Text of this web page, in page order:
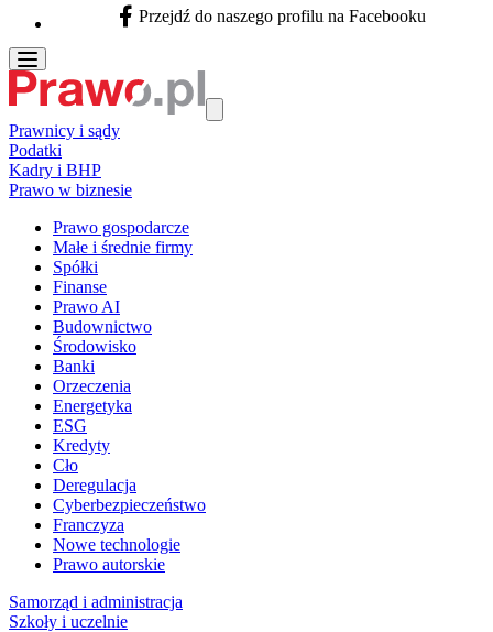
Facebook - otwiera się w nowej karcie
Przejdź do naszego profilu na Facebooku
Prawnicy i sądy
Podatki
Kadry i BHP
Prawo w biznesie
Prawo gospodarcze
Małe i średnie firmy
Spółki
Finanse
Prawo AI
Budownictwo
Środowisko
Banki
Orzeczenia
Energetyka
ESG
Kredyty
Cło
Deregulacja
Cyberbezpieczeństwo
Franczyza
Nowe technologie
Prawo autorskie
Samorząd i administracja
Szkoły i uczelnie